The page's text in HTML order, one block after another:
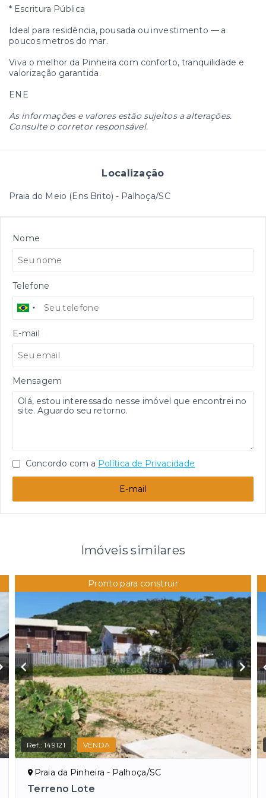
* Escritura Pública
Ideal para residência, pousada ou investimento — a
poucos metros do mar.
Viva o melhor da Pinheira com conforto, tranquilidade e
valorização garantida.
ENE
As informações e valores estão sujeitos a alterações.
Consulte o corretor responsável.
Localização
Praia do Meio (Ens Brito) - Palhoça/SC
Nome
Telefone
E-mail
Mensagem
Concordo com a Política de Privacidade
E-mail
Imóveis similares
Pronto para construir
Ref.:149121 VENDA
Praia da Pinheira - Palhoça/SC
Terreno Lote